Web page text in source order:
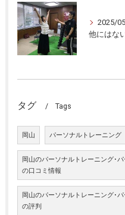
2025/
他にはな
タグ Tags
岡山 パーソナルトレーニング
岡山のパーソナルトレーニング･
の口コミ情報
岡山のパーソナルトレーニング･
の評判